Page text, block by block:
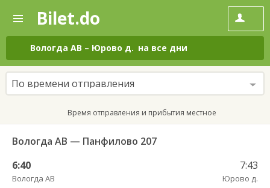
—
Поиск
и
покупка
билетов
на
автобус
онлайн
Bilet.do
Вологда АВ – Юрово д. на все дни
По времени отправления
Время отправления и прибытия местное
Вологда АВ — Панфилово 207
6:40
Вологда АВ
7:43
Юрово д.